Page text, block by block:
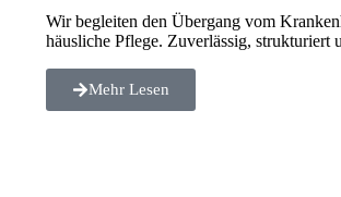
Wir begleiten den Übergang vom
häusliche Pflege. Zuverlässig, strukturiert
Mehr Lesen